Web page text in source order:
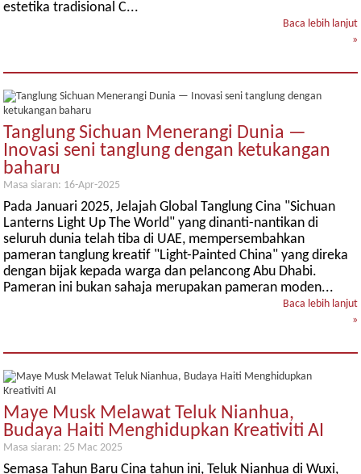
estetika tradisional C...
Baca lebih lanjut
»
Tanglung Sichuan Menerangi Dunia —
Inovasi seni tanglung dengan ketukangan
baharu
Masa siaran: 16-Apr-2025
Pada Januari 2025, Jelajah Global Tanglung Cina "Sichuan
Lanterns Light Up The World" yang dinanti-nantikan di
seluruh dunia telah tiba di UAE, mempersembahkan
pameran tanglung kreatif "Light-Painted China" yang direka
dengan bijak kepada warga dan pelancong Abu Dhabi.
Pameran ini bukan sahaja merupakan pameran moden...
Baca lebih lanjut
»
Maye Musk Melawat Teluk Nianhua,
Budaya Haiti Menghidupkan Kreativiti AI
Masa siaran: 25 Mac 2025
Semasa Tahun Baru Cina tahun ini, Teluk Nianhua di Wuxi,